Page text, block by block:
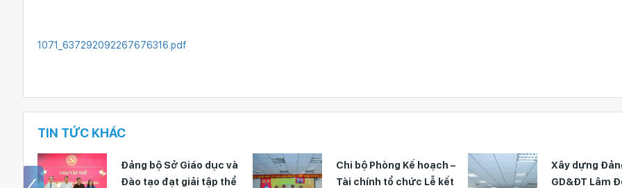
1071_637292092267676316.pdf
TIN TỨC KHÁC
Đảng bộ Sở Giáo dục và
Đào tạo đạt giải tập thể
Chi bộ Phòng Kế hoạch –
Tài chính tổ chức Lễ kết
Xây dựng Đảng bộ Sở
GD&ĐT Lâm Đồng vững